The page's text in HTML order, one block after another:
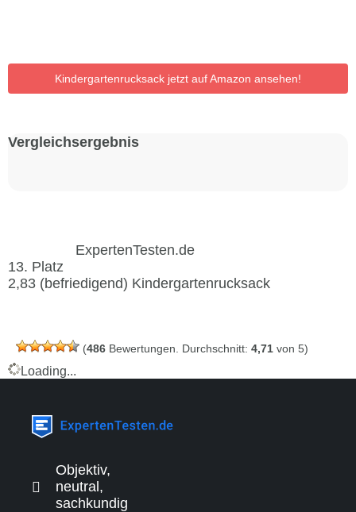
Kindergartenrucksack jetzt auf Amazon ansehen!
Vergleichs­ergebnis
ExpertenTesten.de
13. Platz
2,83 (befriedigend) Kindergartenrucksack
(486 Bewertungen. Durchschnitt: 4,71 von 5)
Loading...
Objektiv,
neutral,
sachkundig